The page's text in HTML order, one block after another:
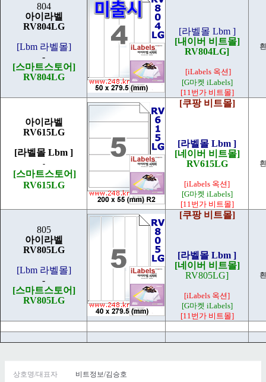
804
아이라벨
RV804LG
[Lbm 라벨몰]
-
[스마트스토어]
RV804LG
[라벨몰 Lbm ]
[내이버 비트몰]
RV804LG]
[iLabels 옥션]
[G마켓 iLabels]
[11번가 비트몰]
아이라벨
RV615LG
[라벨몰 Lbm ]
-
[스마트스토어]
RV615LG
[쿠팡 비트몰]
[라벨몰 Lbm ]
[네이버 비트몰]
RV615LG
[iLabels 옥션]
[G마켓 iLabels]
[11번가 비트몰]
805
아이라벨
RV805LG
[Lbm 라벨몰]
-
[스마트스토어]
RV805LG
[쿠팡 비트몰]
[라벨몰 Lbm ]
[네이버 비트몰]
RV805LG]
[iLabels 옥션]
[G마켓 iLabels]
[11번가 비트몰]
상호명/대표자 비트정보/김승호